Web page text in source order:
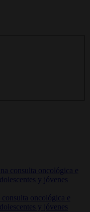
oncológica e
y jóvenes